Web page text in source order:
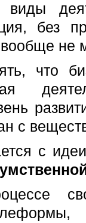
виды
без
не
что
с
с